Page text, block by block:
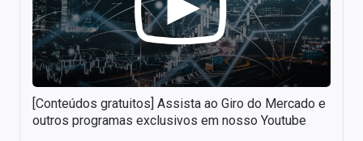
[Conteúdos gratuitos] Assista ao Giro do Mercado e
outros programas exclusivos em nosso Youtube